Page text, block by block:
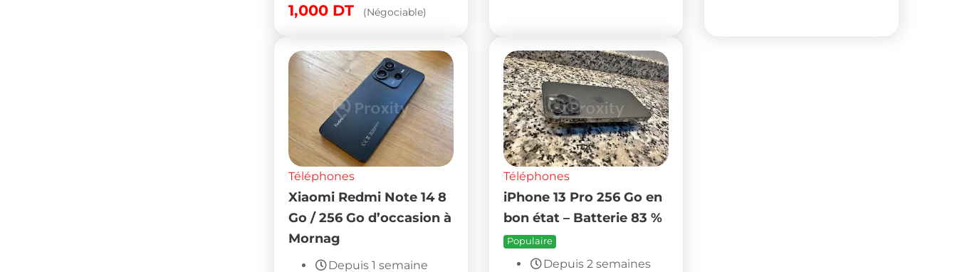
1,000 DT (Négociable)
Téléphones
Xiaomi Redmi Note 14 8
Go / 256 Go d’occasion à
Mornag
Depuis 1 semaine
Téléphones
iPhone 13 Pro 256 Go en
bon état – Batterie 83 %
Populaire
Depuis 2 semaines